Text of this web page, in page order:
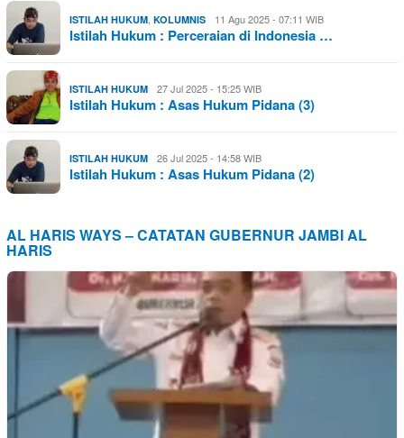
ISTILAH HUKUM KOLUMNIS 11 Agu 2025 - 07:11 WIB
Istilah Hukum : Perceraian di Indonesia …
ISTILAH HUKUM 27 Jul 2025 - 15:25 WIB
Istilah Hukum : Asas Hukum Pidana (3)
ISTILAH HUKUM 26 Jul 2025 - 14:58 WIB
Istilah Hukum : Asas Hukum Pidana (2)
AL HARIS WAYS – CATATAN GUBERNUR JAMBI AL
HARIS